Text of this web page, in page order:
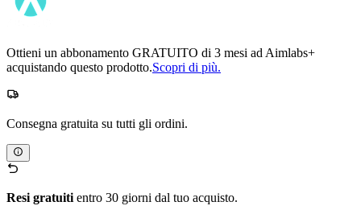
Ottieni un abbonamento GRATUITO di 3 mesi ad Aimlabs+
acquistando questo prodotto.Scopri di più.
Consegna gratuita su tutti gli ordini.
Resi gratuiti entro 30 giorni dal tuo acquisto.